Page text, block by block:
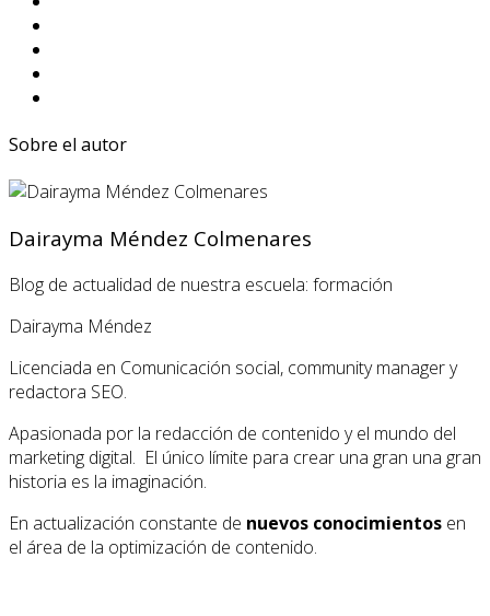
Sobre el autor
Dairayma Méndez Colmenares
Blog de actualidad de nuestra escuela: formación
Dairayma Méndez
Licenciada en Comunicación social, community manager y
redactora SEO.
Apasionada por la redacción de contenido y el mundo del
marketing digital. El único límite para crear una gran una gran
historia es la imaginación.
En actualización constante de nuevos conocimientos en
el área de la optimización de contenido.